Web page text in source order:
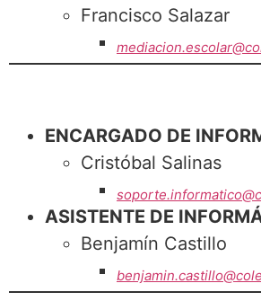
Francisco Salazar
ENCARGADO DE
Cristóbal Salinas
ASISTENTE DE
Benjamín Castillo